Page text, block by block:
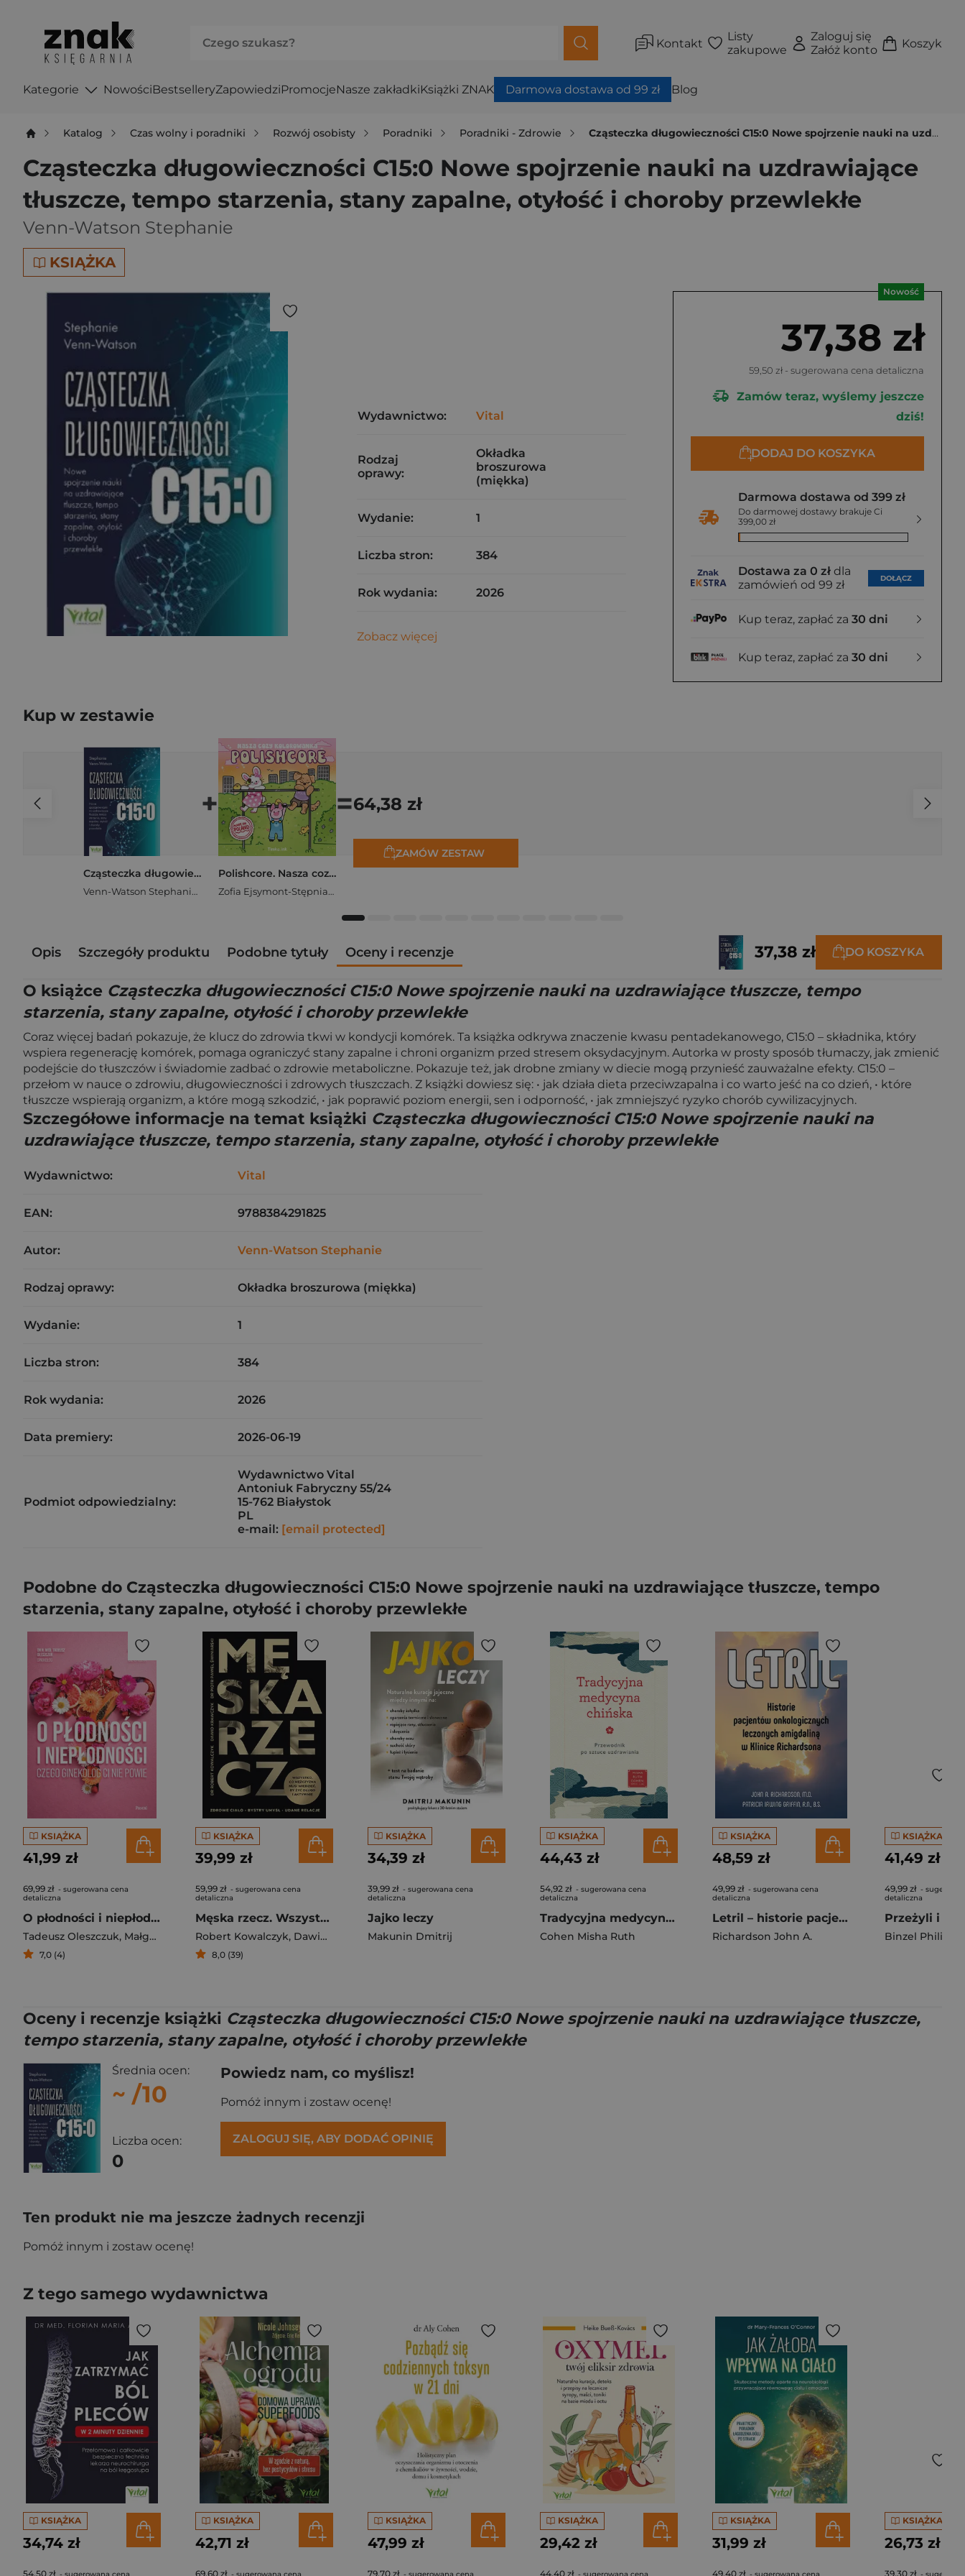
Kontakt
Listy
zakupowe
Zaloguj się
Załóż konto
Koszyk
Kategorie NowościBestselleryZapowiedziPromocjeNasze zakładkiKsiążki ZNAK Darmowa dostawa od 99 zł Blog
Katalog Czas wolny i poradniki Rozwój osobisty Poradniki Poradniki - Zdrowie Cząsteczka długowieczności C15:0 Nowe spojrzenie nauki na uzdrawiające tłuszcze, tempo starzenia, stany zapalne, otyłość i choroby przewlekłe
Cząsteczka długowieczności C15:0 Nowe spojrzenie nauki na uzdrawiające
tłuszcze, tempo starzenia, stany zapalne, otyłość i choroby przewlekłe
Venn-Watson Stephanie
KSIĄŻKA
Nowość
37,38 zł
59,50 zł - sugerowana cena detaliczna
Zamów teraz, wyślemy jeszcze
dziś!
DODAJ DO KOSZYKA
Darmowa dostawa od 399 zł
Do darmowej dostawy brakuje Ci
399,00 zł
Dostawa za 0 zł dla
zamówień od 99 zł
DOŁĄCZ
Kup teraz, zapłać za 30 dni
Kup teraz, zapłać za 30 dni
Wydawnictwo: Vital
Rodzaj
oprawy:
Okładka
broszurowa
(miękka)
Wydanie: 1
Liczba stron: 384
Rok wydania: 2026
Zobacz więcej
Kup w zestawie
Cząsteczka długowieczności C15:0 Nowe spojrzenie nauki na uzdrawiające tłuszcze, tempo starzenia, stany zapalne, otyłość i choroby przewlekłe
Venn-Watson Stephanie
+
Polishcore. Nasza cozy kolorowanka
Zofia Ejsymont-Stępniak „Timka.ink”
=64,38 zł
ZAMÓW ZESTAW
Opis Szczegóły produktu Podobne tytuły Oceny i recenzje 37,38 zł DO KOSZYKA
O książce Cząsteczka długowieczności C15:0 Nowe spojrzenie nauki na uzdrawiające tłuszcze, tempo
starzenia, stany zapalne, otyłość i choroby przewlekłe
Coraz więcej badań pokazuje, że klucz do zdrowia tkwi w kondycji komórek. Ta książka odkrywa znaczenie kwasu pentadekanowego, C15:0 – składnika, który
wspiera regenerację komórek, pomaga ograniczyć stany zapalne i chroni organizm przed stresem oksydacyjnym. Autorka w prosty sposób tłumaczy, jak zmienić
podejście do tłuszczów i świadomie zadbać o zdrowie metaboliczne. Pokazuje też, jak drobne zmiany w diecie mogą przynieść zauważalne efekty. C15:0 –
przełom w nauce o zdrowiu, długowieczności i zdrowych tłuszczach. Z książki dowiesz się: • jak działa dieta przeciwzapalna i co warto jeść na co dzień, • które
tłuszcze wspierają organizm, a które mogą szkodzić, • jak poprawić poziom energii, sen i odporność, • jak zmniejszyć ryzyko chorób cywilizacyjnych.
Szczegółowe informacje na temat książki Cząsteczka długowieczności C15:0 Nowe spojrzenie nauki na
uzdrawiające tłuszcze, tempo starzenia, stany zapalne, otyłość i choroby przewlekłe
Wydawnictwo: Vital
EAN: 9788384291825
Autor: Venn-Watson Stephanie
Rodzaj oprawy: Okładka broszurowa (miękka)
Wydanie: 1
Liczba stron: 384
Rok wydania: 2026
Data premiery: 2026-06-19
Podmiot odpowiedzialny:
Wydawnictwo Vital
Antoniuk Fabryczny 55/24
15-762 Białystok
PL
e-mail: [email protected]
Podobne do Cząsteczka długowieczności C15:0 Nowe spojrzenie nauki na uzdrawiające tłuszcze, tempo
starzenia, stany zapalne, otyłość i choroby przewlekłe
KSIĄŻKA
41,99 zł
69,99 zł - sugerowana cena
detaliczna
O płodności i niepłodności. Czego ginekolog ci nie powie
Tadeusz Oleszczuk, Małgorzata Zielińska
7,0 (4)
KSIĄŻKA
39,99 zł
59,99 zł - sugerowana cena
detaliczna
Męska rzecz. Wszystko, co mężczyzna musi wiedzieć, by żyć długo i aktywnie
Robert Kowalczyk, Dawid Krawczyk ,Piotr Paweł Świniarski
8,0 (39)
KSIĄŻKA
34,39 zł
39,99 zł - sugerowana cena
detaliczna
Jajko leczy
Makunin Dmitrij
KSIĄŻKA
44,43 zł
54,92 zł - sugerowana cena
detaliczna
Tradycyjna medycyna chińska. Przewodnik po sztuce uzdrawiania
Cohen Misha Ruth
KSIĄŻKA
48,59 zł
49,99 zł - sugerowana cena
detaliczna
Letril – historie pacjentów onkologicznych leczonych amigdaliną w Klinice Richardsona
Richardson John A.
KSIĄŻKA
41,49 zł
49,99 zł -
detaliczna
Binzel Philip E.
Oceny i recenzje książki Cząsteczka długowieczności C15:0 Nowe spojrzenie nauki na uzdrawiające tłuszcze,
tempo starzenia, stany zapalne, otyłość i choroby przewlekłe
Średnia ocen:
~ /10
Liczba ocen:
0
Powiedz nam, co myślisz!
Pomóż innym i zostaw ocenę!
ZALOGUJ SIĘ, ABY DODAĆ OPINIĘ
Ten produkt nie ma jeszcze żadnych recenzji
Pomóż innym i zostaw ocenę!
Z tego samego wydawnictwa
KSIĄŻKA
34,74 zł
54,50 zł
KSIĄŻKA
42,71 zł
69,60 zł
KSIĄŻKA
47,99 zł
79,70 zł
KSIĄŻKA
29,42 zł
44,40 zł
KSIĄŻKA
31,99 zł
49,40 zł
KSIĄŻKA
26,73 zł
39,30 zł